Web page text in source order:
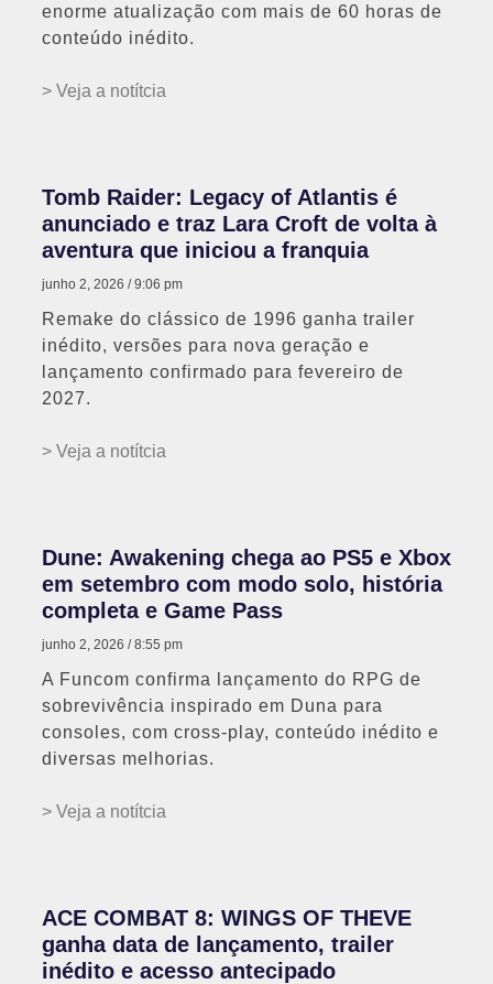
enorme atualização com mais de 60 horas de
conteúdo inédito.
> Veja a notítcia
Tomb Raider: Legacy of Atlantis é
anunciado e traz Lara Croft de volta à
aventura que iniciou a franquia
junho 2, 2026 9:06 pm
Remake do clássico de 1996 ganha trailer
inédito, versões para nova geração e
lançamento confirmado para fevereiro de
2027.
> Veja a notítcia
Dune: Awakening chega ao PS5 e Xbox
em setembro com modo solo, história
completa e Game Pass
junho 2, 2026 8:55 pm
A Funcom confirma lançamento do RPG de
sobrevivência inspirado em Duna para
consoles, com cross-play, conteúdo inédito e
diversas melhorias.
> Veja a notítcia
ACE COMBAT 8: WINGS OF THEVE
ganha data de lançamento, trailer
inédito e acesso antecipado